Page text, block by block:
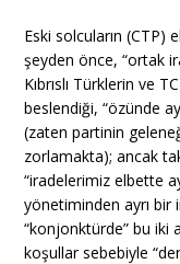
Eski solcuların (CTP)
şeyden önce, “ortak
Kıbrıslı Türklerin ve
beslendiği, “özünde
(zaten partinin
zorlamakta); ancak
“iradelerimiz elbette
yönetiminden ayrı bir
“konjonktürde” bu iki
koşullar sebebiyle